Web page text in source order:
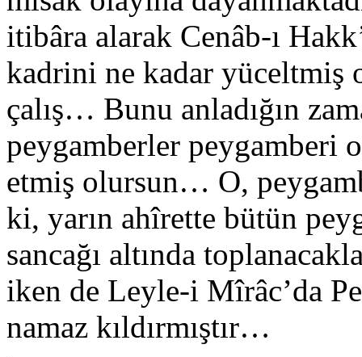
itibâra alarak Cenâb-ı
kadrini ne kadar yüceltmiş
çalış… Bunu anladığın
peygamberler peygamberi
etmiş olursun… O,
ki, yarın ahîrette bütün
sancağı altında
iken de Leyle-i Mîrâc’da
namaz kıldırmıştır…